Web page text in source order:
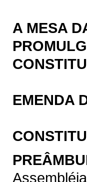
A MESA
EMENDA